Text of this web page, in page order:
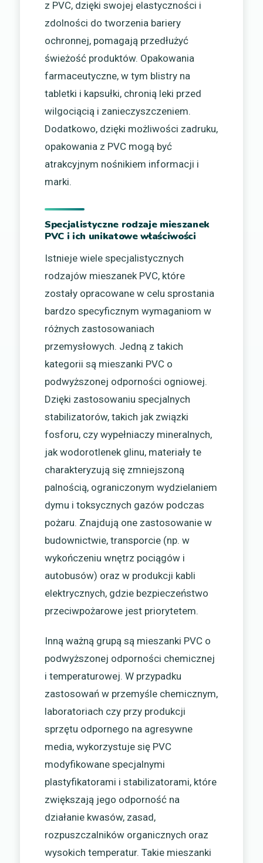
z PVC, dzięki swojej elastyczności i
zdolności do tworzenia bariery
ochronnej, pomagają przedłużyć
świeżość produktów. Opakowania
farmaceutyczne, w tym blistry na
tabletki i kapsułki, chronią leki przed
wilgociącią i zanieczyszczeniem.
Dodatkowo, dzięki możliwości zadruku,
opakowania z PVC mogą być
atrakcyjnym nośnikiem informacji i
marki.
Specjalistyczne rodzaje mieszanek
PVC i ich unikatowe właściwości
Istnieje wiele specjalistycznych
rodzajów mieszanek PVC, które
zostały opracowane w celu sprostania
bardzo specyficznym wymaganiom w
różnych zastosowaniach
przemysłowych. Jedną z takich
kategorii są mieszanki PVC o
podwyższonej odporności ogniowej.
Dzięki zastosowaniu specjalnych
stabilizatorów, takich jak związki
fosforu, czy wypełniaczy mineralnych,
jak wodorotlenek glinu, materiały te
charakteryzują się zmniejszoną
palnością, ograniczonym wydzielaniem
dymu i toksycznych gazów podczas
pożaru. Znajdują one zastosowanie w
budownictwie, transporcie (np. w
wykończeniu wnętrz pociągów i
autobusów) oraz w produkcji kabli
elektrycznych, gdzie bezpieczeństwo
przeciwpożarowe jest priorytetem.
Inną ważną grupą są mieszanki PVC o
podwyższonej odporności chemicznej
i temperaturowej. W przypadku
zastosowań w przemyśle chemicznym,
laboratoriach czy przy produkcji
sprzętu odpornego na agresywne
media, wykorzystuje się PVC
modyfikowane specjalnymi
plastyfikatorami i stabilizatorami, które
zwiększają jego odporność na
działanie kwasów, zasad,
rozpuszczalników organicznych oraz
wysokich temperatur. Takie mieszanki